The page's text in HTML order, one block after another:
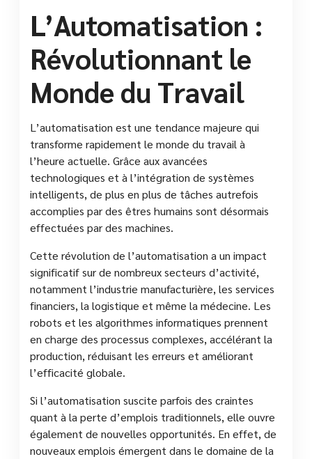
L’Automatisation :
Révolutionnant le
Monde du Travail
L’automatisation est une tendance majeure qui
transforme rapidement le monde du travail à
l’heure actuelle. Grâce aux avancées
technologiques et à l’intégration de systèmes
intelligents, de plus en plus de tâches autrefois
accomplies par des êtres humains sont désormais
effectuées par des machines.
Cette révolution de l’automatisation a un impact
significatif sur de nombreux secteurs d’activité,
notamment l’industrie manufacturière, les services
financiers, la logistique et même la médecine. Les
robots et les algorithmes informatiques prennent
en charge des processus complexes, accélérant la
production, réduisant les erreurs et améliorant
l’efficacité globale.
Si l’automatisation suscite parfois des craintes
quant à la perte d’emplois traditionnels, elle ouvre
également de nouvelles opportunités. En effet, de
nouveaux emplois émergent dans le domaine de la